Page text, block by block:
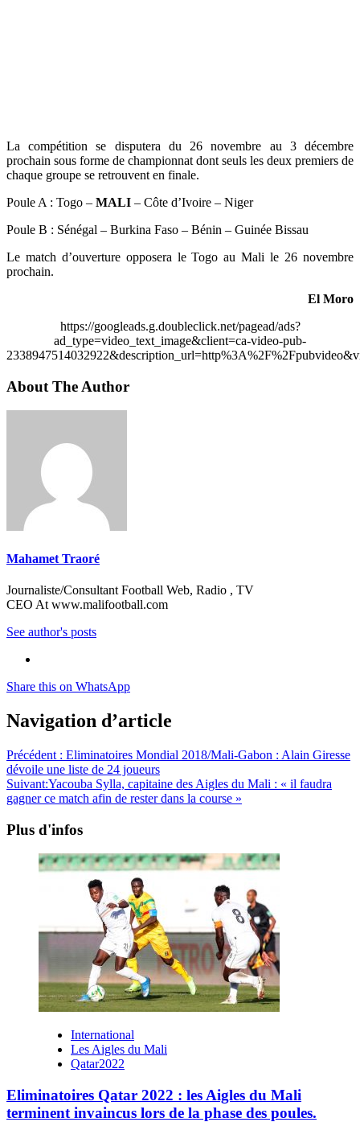
La compétition se disputera du 26 novembre au 3 décembre
prochain sous forme de championnat dont seuls les deux premiers de
chaque groupe se retrouvent en finale.
Poule A : Togo – MALI – Côte d’Ivoire – Niger
Poule B : Sénégal – Burkina Faso – Bénin – Guinée Bissau
Le match d’ouverture opposera le Togo au Mali le 26 novembre
prochain.
El Moro
https://googleads.g.doubleclick.net/pagead/ads?
ad_type=video_text_image&client=ca-video-pub-
About The Author
Mahamet Traoré
Journaliste/Consultant Football Web, Radio , TV
CEO At www.malifootball.com
See author's posts
Share this on WhatsApp
Navigation d’article
Précédent : Eliminatoires Mondial 2018/Mali-Gabon : Alain Giresse
dévoile une liste de 24 joueurs
Suivant:Yacouba Sylla, capitaine des Aigles du Mali : « il faudra
gagner ce match afin de rester dans la course »
Plus d'infos
International
Les Aigles du Mali
Qatar2022
Eliminatoires Qatar 2022 : les Aigles du Mali
terminent invaincus lors de la phase des poules.